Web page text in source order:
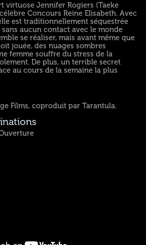
virtuose Jennifer Rogiers (Taeke
Concours Reine Elisabeth. Avec
est traditionnellement séquestrée
sans aucun contact avec le monde
se réaliser, mais avant même que
jouée, des nuages sombres
femme souffre du stress de la
De plus, un terrible secret
au cours de la semaine la plus
Films, coproduit par Tarantula.